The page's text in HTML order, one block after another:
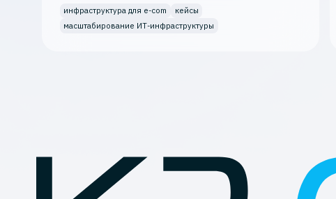
инфраструктура для e-com
кейсы
масштабирование ИТ-инфраструктуры